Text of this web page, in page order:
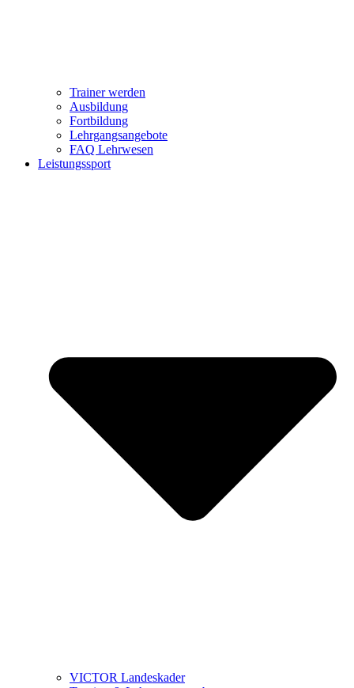
Trainer werden
Ausbildung
Fortbildung
Lehrgangsangebote
FAQ Lehrwesen
Leistungssport
VICTOR Landeskader